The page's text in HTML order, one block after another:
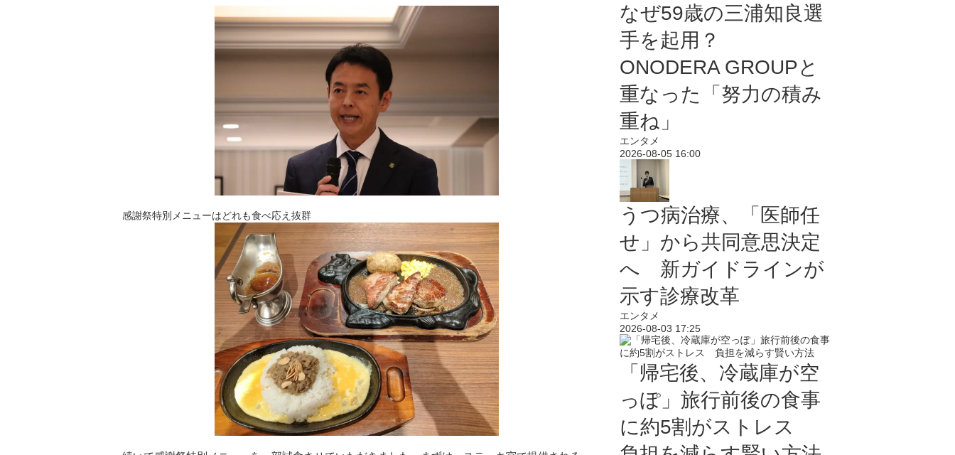
感謝祭特別メニューはどれも食べ応え抜群
なぜ59歳の三浦知良選
手を起用？
ONODERA GROUPと
重なった「努力の積み
重ね」
エンタメ
2026-08-05 16:00
うつ病治療、「医師任
せ」から共同意思決定
へ 新ガイドラインが
示す診療改革
エンタメ
2026-08-03 17:25
「帰宅後、冷蔵庫が空
っぽ」旅行前後の食事
に約5割がストレス